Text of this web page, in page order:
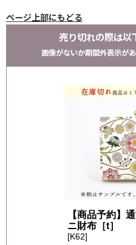
ページ上部にもどる
売り切れの際は以
画像がないか期間外表示が